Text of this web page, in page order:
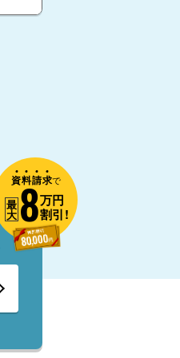
資料請求で
最
大8万円
割引!